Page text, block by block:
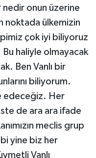
onun üzerine
noktada ülkemizin
çok iyi biliyoruz
haliyle olmayacak
Ben Vanlı bir
biliyorum.
edeceğiz. Her
de ara ara ifade
meclis grup
yine biz her
Vanlı